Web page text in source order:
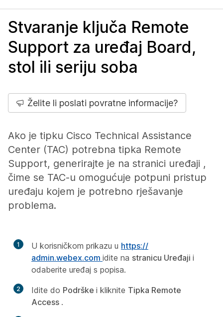
Stvaranje ključa Remote
Support za uređaj Board,
stol ili seriju soba
Želite li poslati povratne informacije?
Ako je tipku Cisco Technical Assistance
Center (TAC) potrebna tipka Remote
Support, generirajte je na stranici uređaji ,
čime se TAC-u omogućuje potpuni pristup
uređaju kojem je potrebno rješavanje
problema.
1 U korisničkom prikazu u https:/​/​
admin.webex.com idite na stranicu Uređaji i
odaberite uređaj s popisa.
2 Idite do Podrške i kliknite Tipka Remote
Access .